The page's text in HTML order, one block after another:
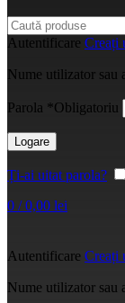
Autentificare Creați
Nume utilizator sau
Parola *Obligatoriu
Logare
Ți-ai uitat parola?
0 / 0,00 lei
Autentificare Creați
Nume utilizator sau